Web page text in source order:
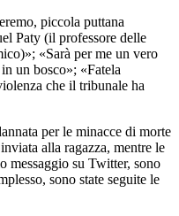
piccola puttana
Paty (il professore delle
«Sarà per me un vero
un bosco»; «Fatela
che il tribunale ha
per le minacce di morte
alla ragazza, mentre le
messaggio su Twitter, sono
sono state seguite le